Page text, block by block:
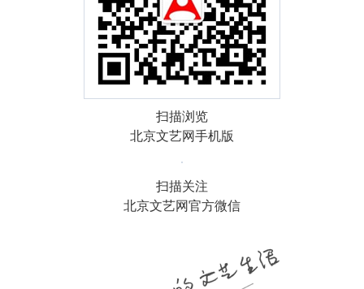
扫描浏览
北京文艺网手机版
扫描关注
北京文艺网官方微信